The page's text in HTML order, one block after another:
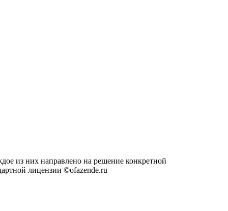
из них направлено на решение конкретной
лицензии ©ofazende.ru